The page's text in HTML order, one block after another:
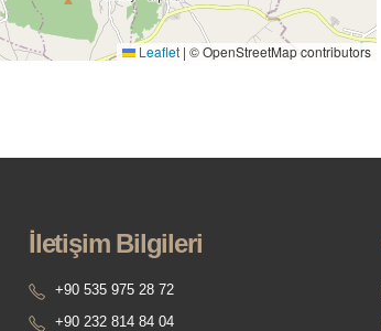
Leaflet | © OpenStreetMap contributors
İletişim Bilgileri
+90 535 975 28 72
+90 232 814 84 04